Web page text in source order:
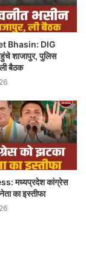
Bhasin: DIG
शाजापुर, पुलिस
बैठक
मध्यप्रदेश कांग्रेस
का इस्तीफा